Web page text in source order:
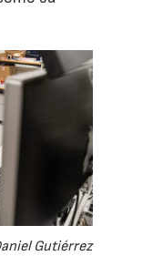
Gutiérrez